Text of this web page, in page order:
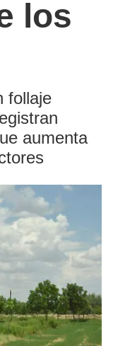
los
follaje
aumenta